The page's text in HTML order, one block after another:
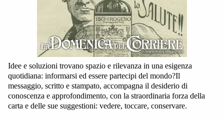
Idee e soluzioni trovano spazio e rilevanza in una esigenza
quotidiana: informarsi ed essere partecipi del mondo?Il
messaggio, scritto e stampato, accompagna il desiderio di
conoscenza e approfondimento, con la straordinaria forza della
carta e delle sue suggestioni: vedere, toccare, conservare.